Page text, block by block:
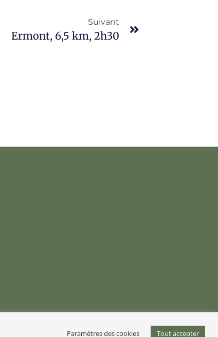
Suivant
Ermont, 6,5 km, 2h30
Paramètres des cookies Tout accepter